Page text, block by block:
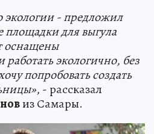
экологии - предложил
площадки для выгула
оснащены
работать экологично, без
попробовать создать
, - рассказал
из Самары.